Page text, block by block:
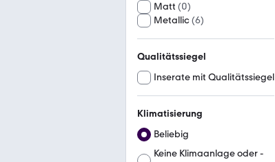
Matt (0)
Metallic(6)
Qualitätssiegel
Inserate mit Qualitätssiegel
Klimatisierung
Beliebig
Keine Klimaanlage oder -